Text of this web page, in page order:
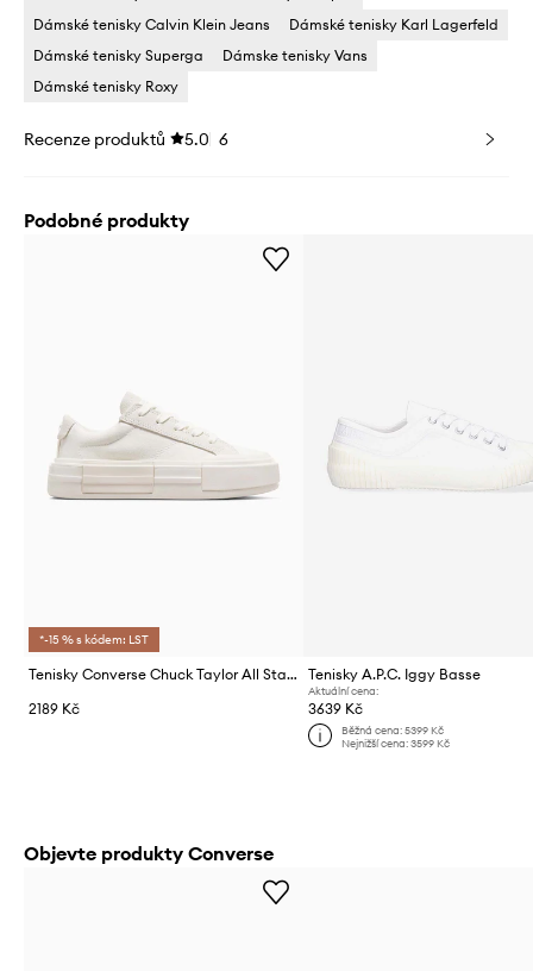
Dámské tenisky Calvin Klein Jeans
Dámské tenisky Karl Lagerfeld
Dámské tenisky Superga
Dámske tenisky Vans
Dámské tenisky Roxy
Recenze produktů 5.0 6
Podobné produkty
*-15 % s kódem: LST
Tenisky Converse Chuck Taylor All Star Cruise
2189 Kč
Tenisky A.P.C. Iggy Basse
Aktuální cena:
3639 Kč
Běžná cena: 5399 Kč
Nejnižší cena: 3599 Kč
Objevte produkty Converse